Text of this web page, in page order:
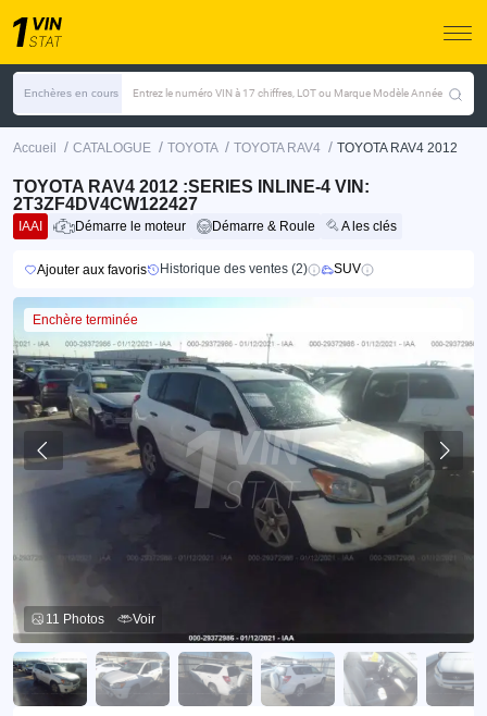
Enchères en cours Entrez le numéro VIN à 17 chiffres, LOT ou Marque Modèle Année
Accueil / CATALOGUE / TOYOTA / TOYOTA RAV4 / TOYOTA RAV4 2012
TOYOTA RAV4 2012 :SERIES INLINE-4 VIN:
2T3ZF4DV4CW122427
IAAI Démarre le moteur Démarre & Roule A les clés
Ajouter aux favoris Historique des ventes (2) SUV
Enchère terminée
11 Photos Voir